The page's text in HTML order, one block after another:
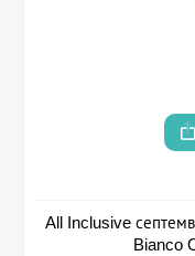
All Inclusive
Bianco